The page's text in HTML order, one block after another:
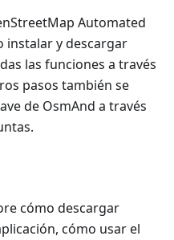
Automated
instalar y descargar
las funciones a través
pasos también se
de OsmAnd a través
cómo descargar
cómo usar el